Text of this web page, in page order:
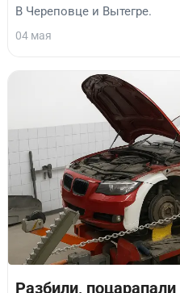
В Череповце и Вытегре.
04 мая
Разбили,